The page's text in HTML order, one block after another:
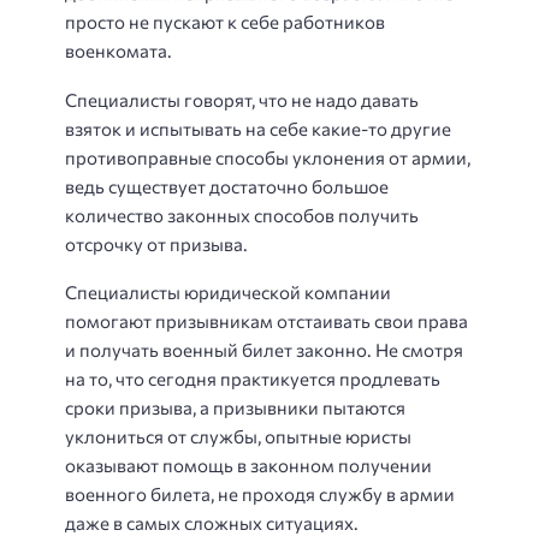
просто не пускают к себе работников
военкомата.
Специалисты говорят, что не надо давать
взяток и испытывать на себе какие-то другие
противоправные способы уклонения от армии,
ведь существует достаточно большое
количество законных способов получить
отсрочку от призыва.
Специалисты юридической компании
помогают призывникам отстаивать свои права
и получать военный билет законно. Не смотря
на то, что сегодня практикуется продлевать
сроки призыва, а призывники пытаются
уклониться от службы, опытные юристы
оказывают помощь в законном получении
военного билета, не проходя службу в армии
даже в самых сложных ситуациях.